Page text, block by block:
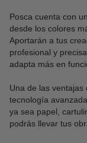
Posca cuenta con
desde los colores
Aportarán a tus
profesional y
adapta más en
Una de las
tecnología
ya sea papel,
podrás llevar tus